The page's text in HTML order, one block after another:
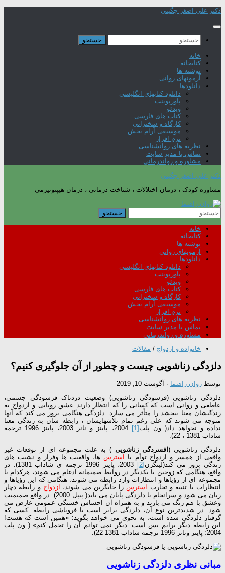
Skip
content
دکتر علی اصغر چگینی
جستجو
برای:
خانه
کتابخانه
نوشته ها
آزمونهای روانی
دانلودها
دانلود کتابهای انگلیسی
پاورپوینت
ویدئو
کتاب های فارسی
کارگاه و سخنرانی
موسیقی آرام بخش
نرم افزار
نظریه های روانشناسی
تماس با مدیر سایت
مشاوره و رواندرمانی
دکتر علی اصغر چگینی
مشاوره کودک ، درمان اختلالات ، شناخت درمانی ، درمان هیپنوتیزمی
جستجو
برای:
خانه
کتابخانه
نوشته ها
آزمونهای روانی
دانلودها
دانلود کتابهای انگلیسی
پاورپوینت
ویدئو
کتاب های فارسی
کارگاه و سخنرانی
موسیقی آرام بخش
نرم افزار
نظریه های روانشناسی
تماس با مدیر سایت
مشاوره و رواندرمانی
خانواده و ازدواج / مقالات
دلزدگی زناشویی چیست و چطور از آن جلوگیری کنیم؟
توسط روان راهنما · آگوست 10, 2019
دلزدگی زناشویی (فرسودگی زناشویی) وضعیت دردناک فرسودگی جسمی،
عاطفی و روانی است که کسانی را که انتظار دارند عشق رویایی و ازدواج به
زندگیشان معنا ببخشد را متأثر می سازد. دلزدگی هنگامی بروز می کند که آنها
متوجه می شوند که علی رغم تمام تلاشهایشان ، رابطه شان به زندگی معنا
نداده و نخواهد داد( ون پلت[1]
2004، پاینز و نانز 2003، پاینز 1996 ترجمه
شاداب 1381 ، 22).
دلزدگی زناشویی (افسردگی زناشویی ) به علت مجموعه ای از توقعات غیر
واقعی از همسر و ازدواج توأم با استرس ها، واقعیت ها وفراز و نشیب های
زندگی بروز می کند(لینگرن[2]
2003، پاینز 1996 ترجمه ی شاداب 1381). در
واقع، هنگامی که زوجین با یکدیگر در روابط صمیمانه ادغام می شوند، هرکدام با
مجموعه ای از رؤیاها و انتظارات وارد رابطه می شوند، هنگامی که این رؤیاها و
انتظارات با تنبیه و تجارب استرس زا جایگزین می شوند، ازدواج و رابطه دچار
زیان می شود و سرانجام با دلزدگی پایان می یابد( پیپل 2000). در واقع صمیمیت
وعشق با هم رنگ می بازند و به همراه آن احساس خستگی عمومی عارض می
شود. در شدیدترین نوع آن، دلزدگی برابر است با فروپاشی رابطه. کسی که
گرفتار دلزدگی شده است، به نحوی می خواهد بگوید: «همین است که هست!
این رابطه دیگر برایم بس است. دیگر نمی توانم آن را تحمل کنم» ( ون پلت
2004؛ پاینز ونانز 1996 ترجمه شاداب 1381 22).
مبانی نظری دلزدگی زناشویی